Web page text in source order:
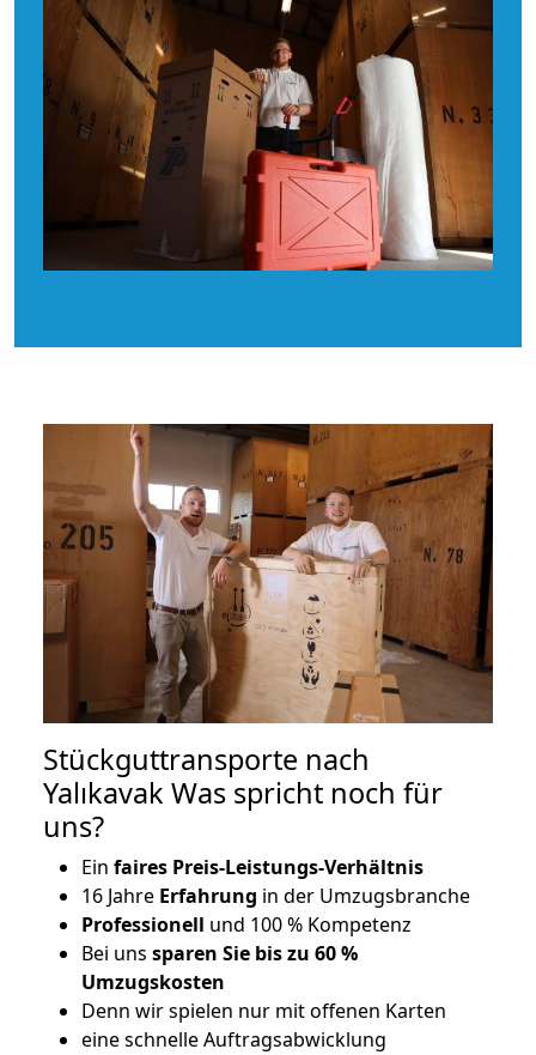
Stückguttransporte nach
Yalıkavak Was spricht noch für
uns?
Ein faires Preis-Leistungs-Verhältnis
16 Jahre Erfahrung in der Umzugsbranche
Professionell und 100 % Kompetenz
Bei uns sparen Sie bis zu 60 %
Umzugskosten
Denn wir spielen nur mit offenen Karten
eine schnelle Auftragsabwicklung